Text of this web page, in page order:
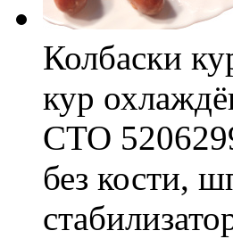
Колбаски
кур
СТО
без кости,